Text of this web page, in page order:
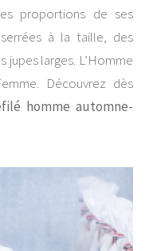
proportions de ses
à la taille, des
larges. L’Homme
Découvrez dès
homme automne-